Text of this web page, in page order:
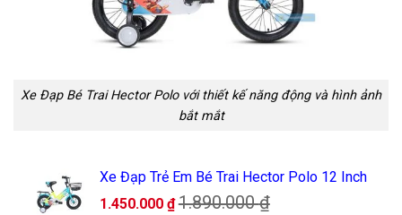
Xe Đạp Bé Trai Hector Polo với thiết kế năng động và hình ảnh
bắt mắt
Xe Đạp Trẻ Em Bé Trai Hector Polo 12 Inch
1.450.000 ₫ 1.890.000₫